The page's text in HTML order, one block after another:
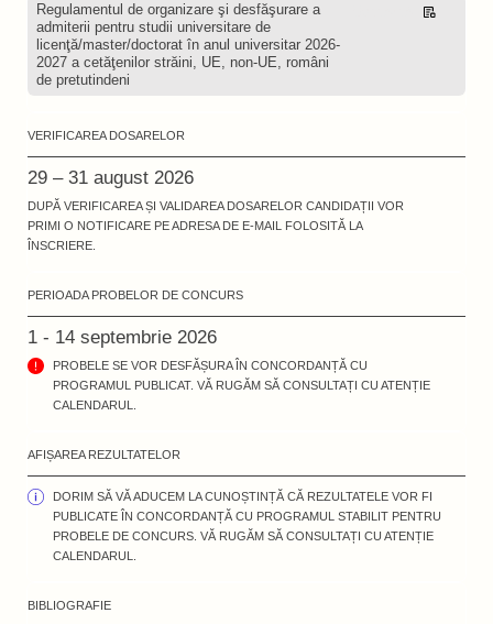
Regulamentul de organizare şi desfăşurare a
admiterii pentru studii universitare de
licenţă/master/doctorat în anul universitar 2026-
2027 a cetăţenilor străini, UE, non-UE, români
de pretutindeni
VERIFICAREA DOSARELOR
29 – 31 august 2026
DUPĂ VERIFICAREA ȘI VALIDAREA DOSARELOR CANDIDAȚII VOR
PRIMI O NOTIFICARE PE ADRESA DE E-MAIL FOLOSITĂ LA
ÎNSCRIERE.
PERIOADA PROBELOR DE CONCURS
1 - 14 septembrie 2026
PROBELE SE VOR DESFĂȘURA ÎN CONCORDANȚĂ CU
PROGRAMUL PUBLICAT. VĂ RUGĂM SĂ CONSULTAȚI CU ATENȚIE
CALENDARUL.
AFIȘAREA REZULTATELOR
DORIM SĂ VĂ ADUCEM LA CUNOȘTINȚĂ CĂ REZULTATELE VOR FI
PUBLICATE ÎN CONCORDANȚĂ CU PROGRAMUL STABILIT PENTRU
PROBELE DE CONCURS. VĂ RUGĂM SĂ CONSULTAȚI CU ATENȚIE
CALENDARUL.
BIBLIOGRAFIE